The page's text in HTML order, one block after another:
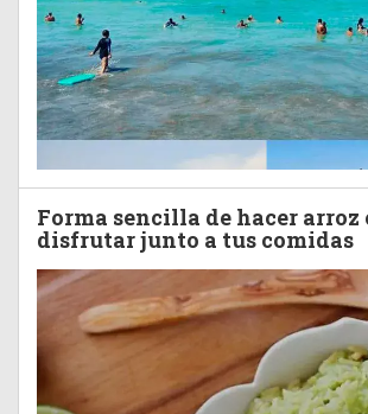
Forma sencilla de hacer
disfrutar junto a tus comidas